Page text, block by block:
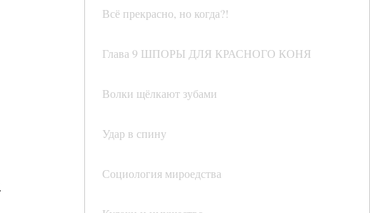
Всё прекрасно, но когда?!
Глава 9 ШПОРЫ ДЛЯ КРАСНОГО КОНЯ
Волки щёлкают зубами
Удар в спину
Социология мироедства